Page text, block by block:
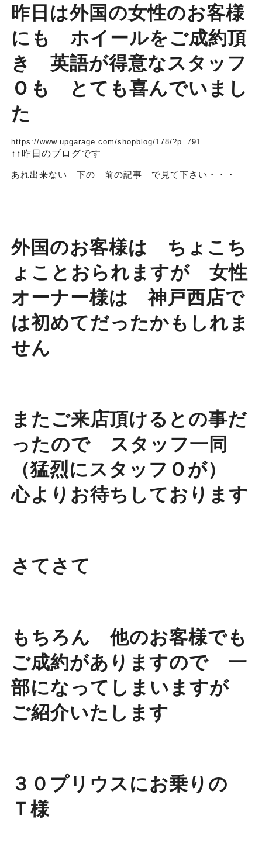
昨日は外国の女性のお客様
にも ホイールをご成約頂
き 英語が得意なスタッフ
Ｏも とても喜んでいまし
た
https://www.upgarage.com/shopblog/178/?p=791
↑↑昨日のブログです
あれ出来ない 下の 前の記事 で見て下さい・・・
外国のお客様は ちょこち
ょことおられますが 女性
オーナー様は 神戸西店で
は初めてだったかもしれま
せん
またご来店頂けるとの事だ
ったので スタッフ一同
（猛烈にスタッフＯが）
心よりお待ちしております
さてさて
もちろん 他のお客様でも
ご成約がありますので 一
部になってしまいますが
ご紹介いたします
３０プリウスにお乗りの
Ｔ様